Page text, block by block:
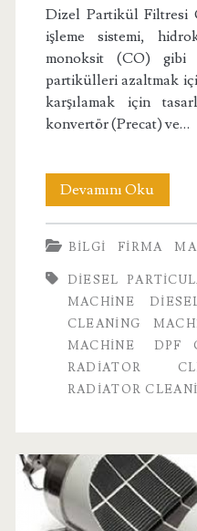
Dizel Partikül Filtresi
işleme sistemi,
monoksit (CO) gibi
partikülleri azaltmak
karşılamak için
konvertör (Precat) ve…
Devamını OkuDizel
Filtresi
BILGI FIRMA
DIESEL
MACHINE
CLEANING
MACHINE
DPF
RADIATOR
RADIATOR